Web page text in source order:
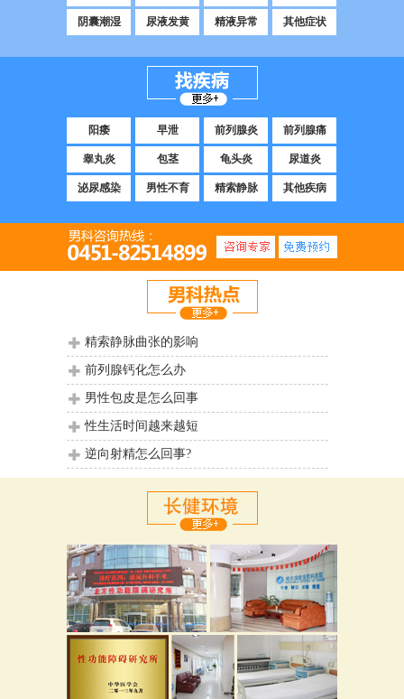
阴囊潮湿 尿液发黄 精液异常 其他症状
阳痿 早泄 前列腺炎 前列腺痛
睾丸炎 包茎 龟头炎 尿道炎
泌尿感染 男性不育 精索静脉 其他疾病
精索静脉曲张的影响
前列腺钙化怎么办
男性包皮是怎么回事
性生活时间越来越短
逆向射精怎么回事?